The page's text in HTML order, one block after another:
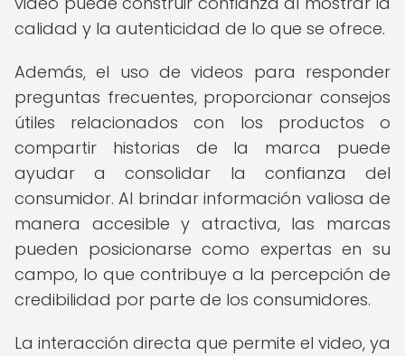
calidad y la autenticidad de lo que se ofrece.
Además, el uso de videos para responder
preguntas frecuentes, proporcionar consejos
útiles relacionados con los productos o
compartir historias de la marca puede
ayudar a consolidar la confianza del
consumidor. Al brindar información valiosa de
manera accesible y atractiva, las marcas
pueden posicionarse como expertas en su
campo, lo que contribuye a la percepción de
credibilidad por parte de los consumidores.
La interacción directa que permite el video, ya